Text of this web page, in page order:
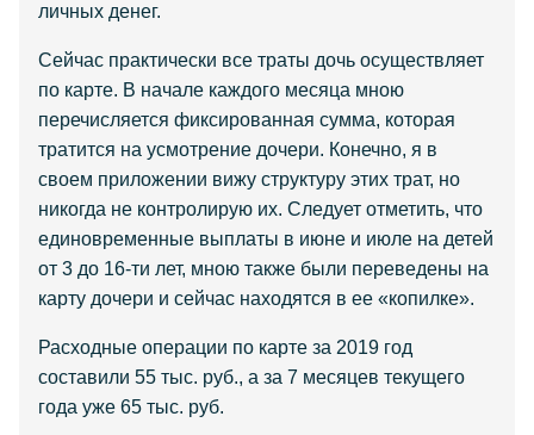
личных денег.
Сейчас практически все траты дочь осуществляет
по карте. В начале каждого месяца мною
перечисляется фиксированная сумма, которая
тратится на усмотрение дочери. Конечно, я в
своем приложении вижу структуру этих трат, но
никогда не контролирую их. Следует отметить, что
единовременные выплаты в июне и июле на детей
от 3 до 16-ти лет, мною также были переведены на
карту дочери и сейчас находятся в ее «копилке».
Расходные операции по карте за 2019 год
составили 55 тыс. руб., а за 7 месяцев текущего
года уже 65 тыс. руб.